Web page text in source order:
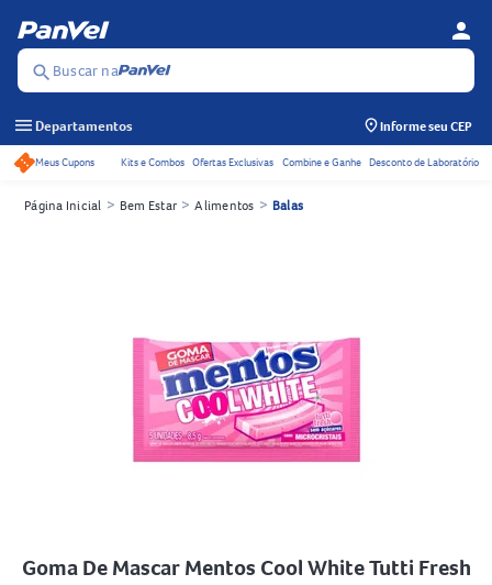
search Buscar na
person
menu Departamentos Informe seu CEP
Acessos rápidos do cabeçalho
Meus Cupons Kits e Combos Ofertas Exclusivas Combine e Ganhe Desconto de Laboratório
Página Inicial > Bem Estar > Alimentos > Balas
Goma De Mascar Mentos Cool White Tutti Fresh